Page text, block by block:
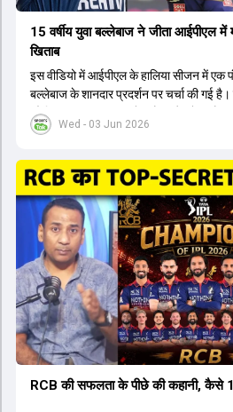
Wed - 03 Jun 2026
15 वर्षीय युवा बल्लेबाज ने जीता आईपीएल
खिताब
इस वीडियो में आईपीएल के हालिया सीजन में एक
बल्लेबाज के शानदार प्रदर्शन पर चर्चा की गई
सौ छिहत्तर रन बनाकर ऑरेंज कैप और मोस्ट
किया है। वीडियो में बताया गया है कि
ऑस्ट्रेलियाई कप्तान के अनुसार, शुरुआत में
संदेह था, लेकिन अब उसने खुद को एक बेहतरीन
गेंद को बाउंड्री के काफी पार मारने की क्षमता
ने कहा कि टूर्नामेंट जीतने वाली टीम के अलावा
युवा खिलाड़ी का प्रदर्शन रहा है, जिसे देखने के
थी। शानदार प्रदर्शन के बाद इस युवा खिलाड़ी
त्रिकोणीय सीरीज के लिए इंडिया ए टीम में भी
RCB की सफलता के पीछे की कहानी, कैसे